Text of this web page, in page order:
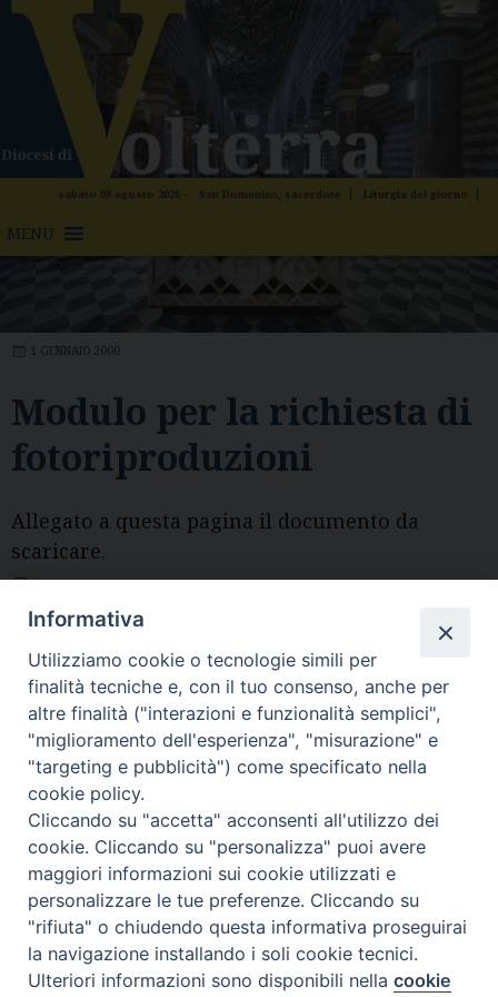
Skip
content
sabato 08 agosto 2026 - San Domenico, sacerdote Liturgia del giorno
MENU
1 GENNAIO 2000
Modulo per la richiesta di
fotoriproduzioni
Allegato a questa pagina il documento da
scaricare.
Diocesi di Volterra
COPYRIGHT 2022 © DIOCESI DI VOLTERRA -Informativa
sulla privacy-Note Legali-Cookies Policy
Preferenze Cookie
Informativa
Utilizziamo cookie o tecnologie simili per
finalità tecniche e, con il tuo consenso, anche per
altre finalità ("interazioni e funzionalità semplici",
"miglioramento dell'esperienza", "misurazione" e
"targeting e pubblicità") come specificato nella
cookie policy.
Cliccando su "accetta" acconsenti all'utilizzo dei
cookie. Cliccando su "personalizza" puoi avere
maggiori informazioni sui cookie utilizzati e
personalizzare le tue preferenze. Cliccando su
"rifiuta" o chiudendo questa informativa proseguirai
la navigazione installando i soli cookie tecnici.
Ulteriori informazioni sono disponibili nellacookie